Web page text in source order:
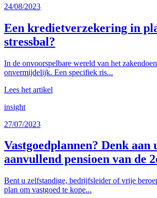
24/08/2023
Een kredietverzekering in
stressbal?
In de onvoorspelbare wereld van het
onvermijdelijk. Een specifiek ris...
Lees het artikel
insight
27/07/2023
Vastgoedplannen? Denk aan
aanvullend pensioen van de
Bent u zelfstandige, bedrijfsleider of vrije
plan om vastgoed te kope...